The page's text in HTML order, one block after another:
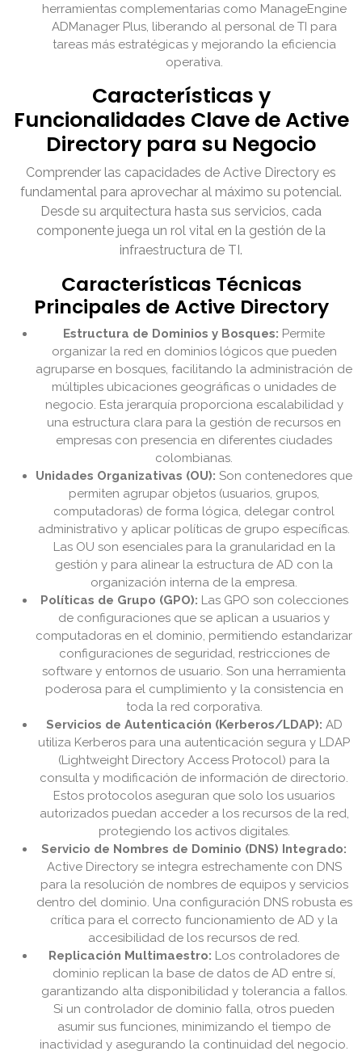
herramientas complementarias como ManageEngine
ADManager Plus, liberando al personal de TI para
tareas más estratégicas y mejorando la eficiencia
operativa.
Características y
Funcionalidades Clave de Active
Directory para su Negocio
Comprender las capacidades de Active Directory es
fundamental para aprovechar al máximo su potencial.
Desde su arquitectura hasta sus servicios, cada
componente juega un rol vital en la gestión de la
infraestructura de TI.
Características Técnicas
Principales de Active Directory
Estructura de Dominios y Bosques: Permite
organizar la red en dominios lógicos que pueden
agruparse en bosques, facilitando la administración de
múltiples ubicaciones geográficas o unidades de
negocio. Esta jerarquía proporciona escalabilidad y
una estructura clara para la gestión de recursos en
empresas con presencia en diferentes ciudades
colombianas.
Unidades Organizativas (OU): Son contenedores que
permiten agrupar objetos (usuarios, grupos,
computadoras) de forma lógica, delegar control
administrativo y aplicar políticas de grupo específicas.
Las OU son esenciales para la granularidad en la
gestión y para alinear la estructura de AD con la
organización interna de la empresa.
Políticas de Grupo (GPO): Las GPO son colecciones
de configuraciones que se aplican a usuarios y
computadoras en el dominio, permitiendo estandarizar
configuraciones de seguridad, restricciones de
software y entornos de usuario. Son una herramienta
poderosa para el cumplimiento y la consistencia en
toda la red corporativa.
Servicios de Autenticación (Kerberos/LDAP): AD
utiliza Kerberos para una autenticación segura y LDAP
(Lightweight Directory Access Protocol) para la
consulta y modificación de información de directorio.
Estos protocolos aseguran que solo los usuarios
autorizados puedan acceder a los recursos de la red,
protegiendo los activos digitales.
Servicio de Nombres de Dominio (DNS) Integrado:
Active Directory se integra estrechamente con DNS
para la resolución de nombres de equipos y servicios
dentro del dominio. Una configuración DNS robusta es
crítica para el correcto funcionamiento de AD y la
accesibilidad de los recursos de red.
Replicación Multimaestro: Los controladores de
dominio replican la base de datos de AD entre sí,
garantizando alta disponibilidad y tolerancia a fallos.
Si un controlador de dominio falla, otros pueden
asumir sus funciones, minimizando el tiempo de
inactividad y asegurando la continuidad del negocio.